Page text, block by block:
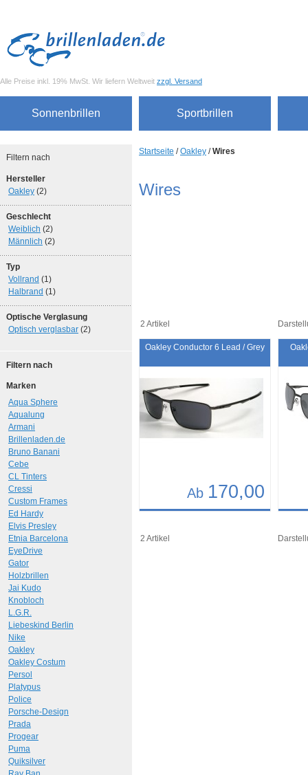
Alle Preise inkl. 19% MwSt. Wir liefern Weltweit zzgl. Versand
Sonnenbrillen Sportbrillen
Startseite /Oakley /Wires
Wires
2 Artikel
Oakley Conductor 6 Lead / Grey
Ab 170,00
Art.-Nr.: 10407 Art.-
2 Artikel
Filtern nach
Hersteller
Oakley (2)
Geschlecht
Weiblich (2)
Männlich (2)
Typ
Vollrand (1)
Halbrand (1)
Optische Verglasung
Optisch verglasbar (2)
Filtern nach
Marken
Aqua Sphere
Aqualung
Armani
Brillenladen.de
Bruno Banani
Cebe
CL Tinters
Cressi
Custom Frames
Ed Hardy
Elvis Presley
Etnia Barcelona
EyeDrive
Gator
Holzbrillen
Jai Kudo
Knobloch
L.G.R.
Liebeskind Berlin
Nike
Oakley
Oakley Costum
Persol
Platypus
Police
Porsche-Design
Prada
Progear
Puma
Quiksilver